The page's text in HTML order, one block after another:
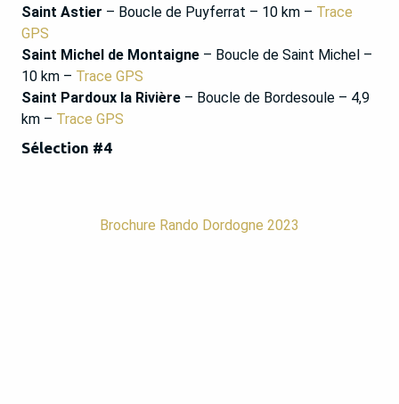
Saint Astier – Boucle de Puyferrat – 10 km – Trace
GPS
Saint Michel de Montaigne – Boucle de Saint Michel –
10 km – Trace GPS
Saint Pardoux la Rivière – Boucle de Bordesoule – 4,9
km – Trace GPS
Sélection #4
Brochure Rando Dordogne 2023